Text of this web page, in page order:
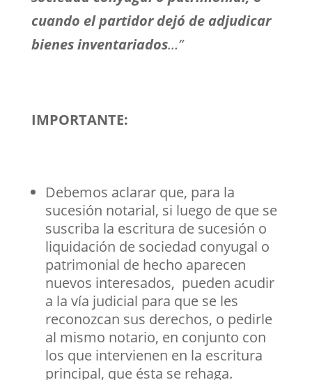
cuando el partidor dejó de adjudicar
bienes inventariados…”
IMPORTANTE:
Debemos aclarar que, para la
sucesión notarial, si luego de que se
suscriba la escritura de sucesión o
liquidación de sociedad conyugal o
patrimonial de hecho aparecen
nuevos interesados, pueden acudir
a la vía judicial para que se les
reconozcan sus derechos, o pedirle
al mismo notario, en conjunto con
los que intervienen en la escritura
principal, que ésta se rehaga.